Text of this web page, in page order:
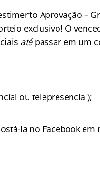
Aprovação –
exclusivo! O
até passar em um
ou telepresencial);
la no Facebook